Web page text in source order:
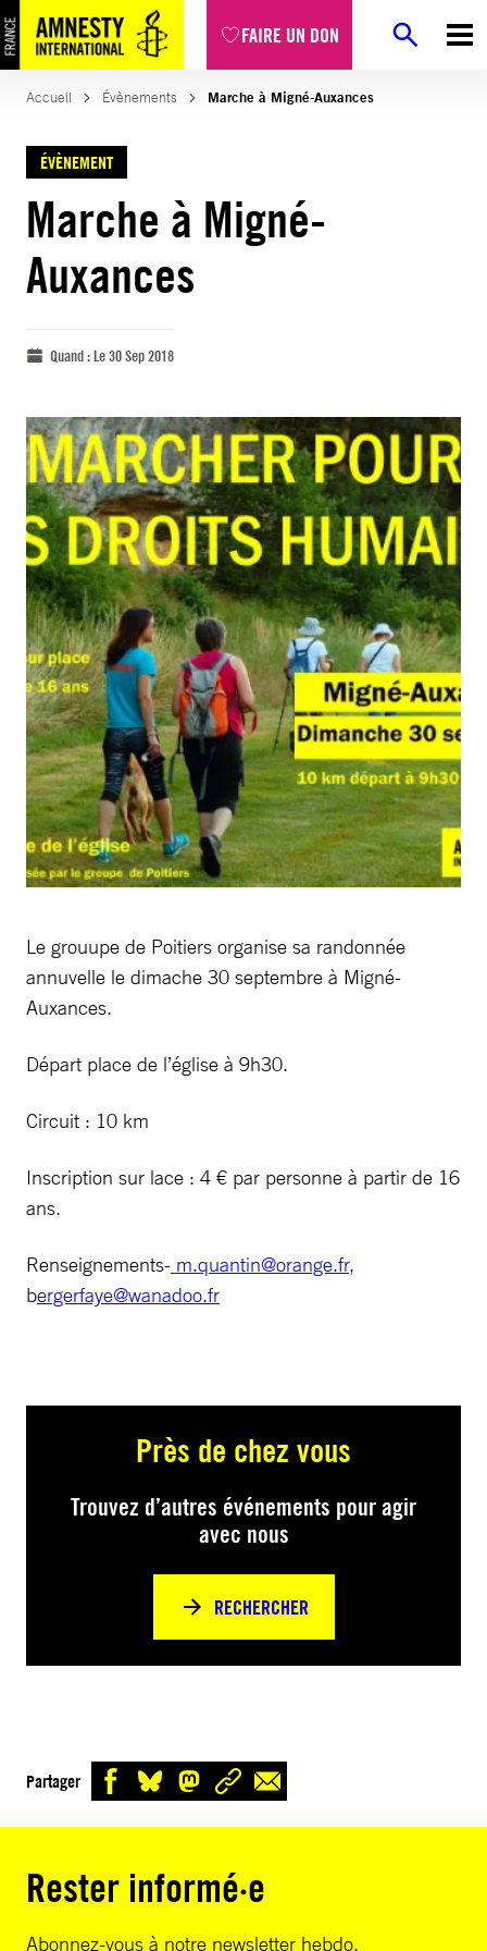
FAIRE UN DON
Accueil Évènements Marche à Migné-Auxances
ÉVÈNEMENT
Marche à Migné-
Auxances
Quand :Le 30 Sep 2018
Le grouupe de Poitiers organise sa randonnée
annuvelle le dimache 30 septembre à Migné-
Auxances.
Départ place de l’église à 9h30.
Circuit : 10 km
Inscription sur lace : 4 € par personne à partir de 16
ans.
Renseignements- m.quantin@orange.fr,
bergerfaye@wanadoo.fr
Près de chez vous
Trouvez d’autres événements pour agir
avec nous
RECHERCHER
Partager
Rester informé·e
Abonnez-vous à notre newsletter hebdo.